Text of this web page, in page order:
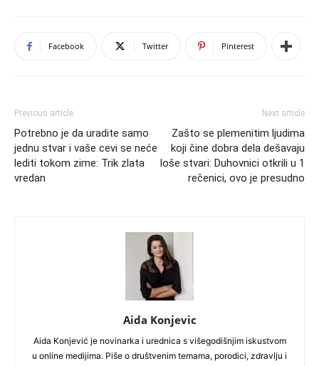
Facebook Twitter Pinterest
Previous article
Potrebno je da uradite samo
jednu stvar i vaše cevi se neće
lediti tokom zime: Trik zlata
vredan
Next article
Zašto se plemenitim ljudima
koji čine dobra dela dešavaju
loše stvari: Duhovnici otkrili u 1
rečenici, ovo je presudno
Aida Konjevic
Aida Konjević je novinarka i urednica s višegodišnjim iskustvom
u online medijima. Piše o društvenim temama, porodici, zdravlju i